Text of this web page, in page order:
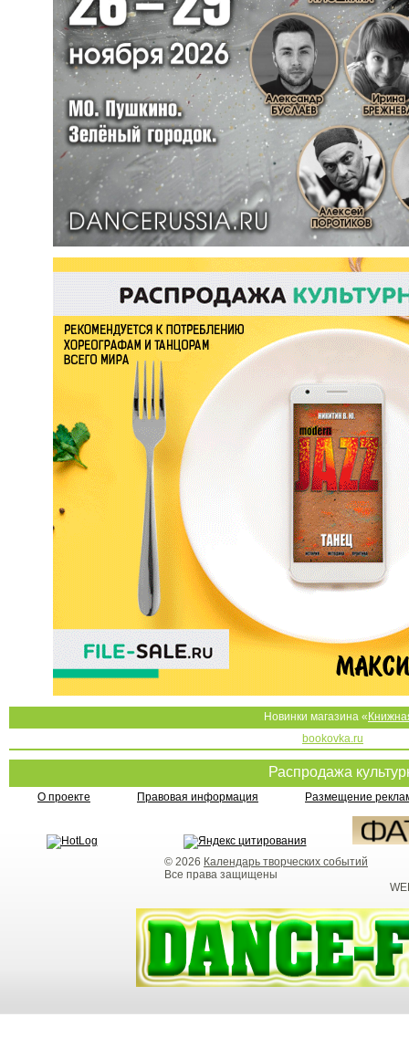
Новинки магазина «
bookovka.ru
Распродажа
О проекте Правовая информация Размещение
© 2026 Календарь творческих событий
Все права защищены